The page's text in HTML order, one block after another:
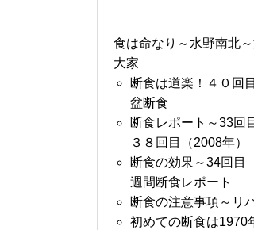
食は命なり～水野南北
大家
断食は道楽！４０回
盆断食
断食レポート～33回
３８回目（2008年）
断食の効果～34回目
週間断食レポート
断食の注意事項～リ
初めての断食は1970